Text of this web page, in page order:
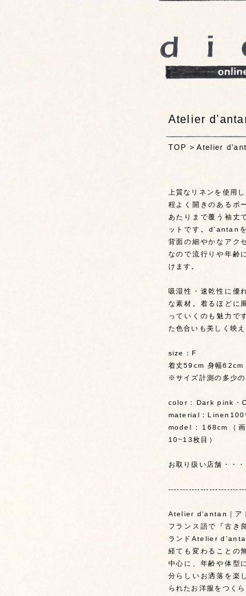
Atelier
TOP >Atelier
上質なリネンを使用
程よく開きのあるボ
あたりまで覆う袖丈
ットです。d'antan
背面の細やかなアク
なので流行りや年齢
けます。
吸湿性・速乾性に優
な素材。着るほどに
っていくのも魅力で
た色合いも美しく映え
size：F
着丈59cm 身幅62cm
※サイズ計測の多少の
color : Dark pink・
material：
model：168cm（
10~13枚目）
お取り扱い店舗・・
Atelier d'antan｜ア
フランス語で『古き
ランドAtelier
経ても変わることの
中心に、年齢や体型
分らしいお洒落を楽
られたお洋服をつくら